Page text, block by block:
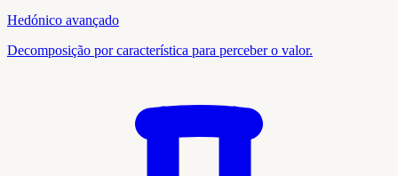
Hedónico avançado
Decomposição por característica para perceber o valor.